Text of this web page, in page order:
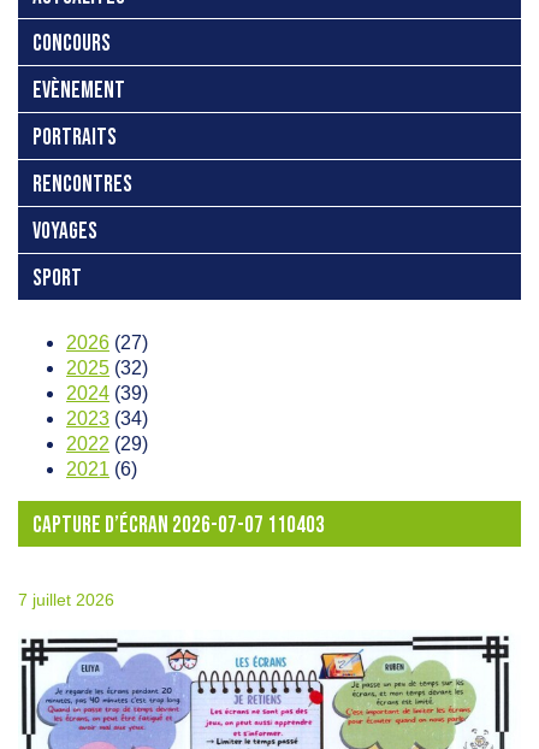
CONCOURS
EVÈNEMENT
PORTRAITS
RENCONTRES
VOYAGES
SPORT
2026 (27)
2025 (32)
2024 (39)
2023 (34)
2022 (29)
2021 (6)
CAPTURE D’ÉCRAN 2026-07-07 110403
7 juillet 2026